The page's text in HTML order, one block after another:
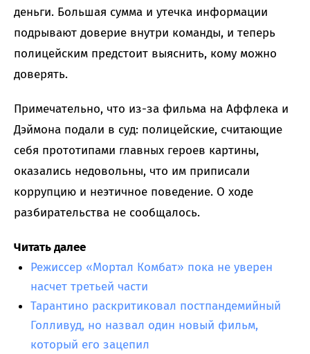
деньги. Большая сумма и утечка информации
подрывают доверие внутри команды, и теперь
полицейским предстоит выяснить, кому можно
доверять.
Примечательно, что из-за фильма на Аффлека и
Дэймона подали в суд: полицейские, считающие
себя прототипами главных героев картины,
оказались недовольны, что им приписали
коррупцию и неэтичное поведение. О ходе
разбирательства не сообщалось.
Читать далее
Режиссер «Мортал Комбат» пока не уверен
насчет третьей части
Тарантино раскритиковал постпандемийный
Голливуд, но назвал один новый фильм,
который его зацепил